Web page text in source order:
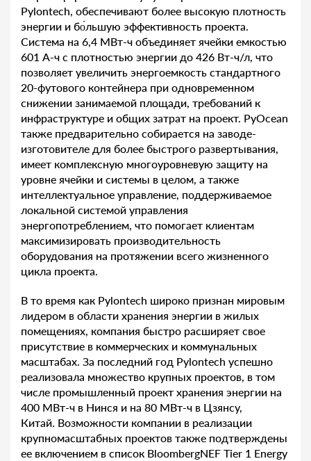
Pylontech, обеспечивают более высокую плотность
энергии и бо́льшую эффективность проекта.
Система на 6,4 МВт-ч объединяет ячейки емкостью
601 А-ч с плотностью энергии до 426 Вт-ч/л, что
позволяет увеличить энергоемкость стандартного
20-футового контейнера при одновременном
снижении занимаемой площади, требований к
инфраструктуре и общих затрат на проект. PyOcean
также предварительно собирается на заводе-
изготовителе для более быстрого развертывания,
имеет комплексную многоуровневую защиту на
уровне ячейки и системы в целом, а также
интеллектуальное управление, поддерживаемое
локальной системой управления
энергопотреблением, что помогает клиентам
максимизировать производительность
оборудования на протяжении всего жизненного
цикла проекта.
В то время как Pylontech широко признан мировым
лидером в области хранения энергии в жилых
помещениях, компания быстро расширяет свое
присутствие в коммерческих и коммунальных
масштабах. За последний год Pylontech успешно
реализовала множество крупных проектов, в том
числе промышленный проект хранения энергии на
400 МВт-ч в Нинся и на 80 МВт-ч в Цзянсу,
Китай. Возможности компании в реализации
крупномасштабных проектов также подтверждены
ее включением в список BloombergNEF Tier 1 Energy